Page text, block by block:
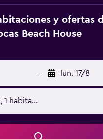
y ofertas
Beach House
- lun. 17/8
1 habitación